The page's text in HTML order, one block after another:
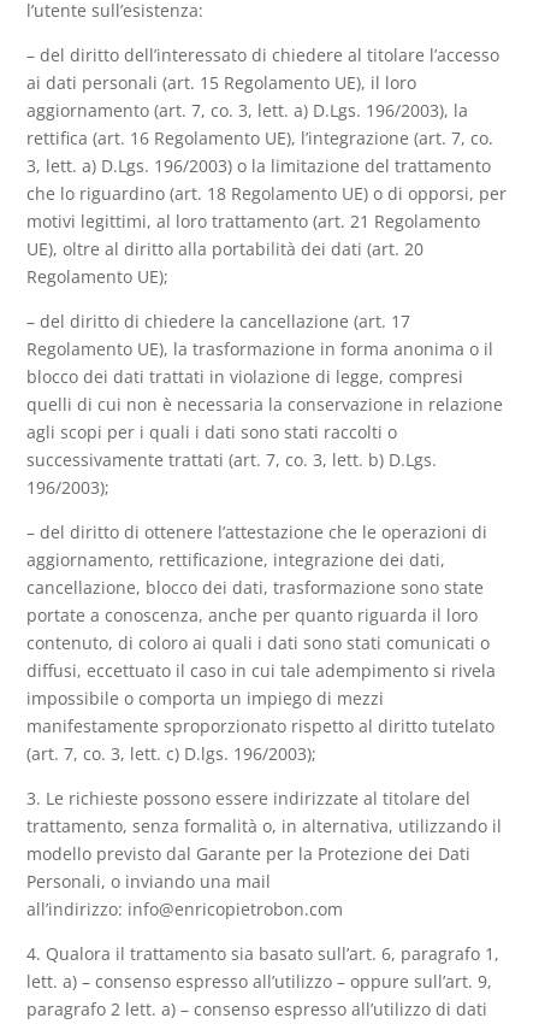
l’utente sull’esistenza:
– del diritto dell’interessato di chiedere al titolare l’accesso
ai dati personali (art. 15 Regolamento UE), il loro
aggiornamento (art. 7, co. 3, lett. a) D.Lgs. 196/2003), la
rettifica (art. 16 Regolamento UE), l’integrazione (art. 7, co.
3, lett. a) D.Lgs. 196/2003) o la limitazione del trattamento
che lo riguardino (art. 18 Regolamento UE) o di opporsi, per
motivi legittimi, al loro trattamento (art. 21 Regolamento
UE), oltre al diritto alla portabilità dei dati (art. 20
Regolamento UE);
– del diritto di chiedere la cancellazione (art. 17
Regolamento UE), la trasformazione in forma anonima o il
blocco dei dati trattati in violazione di legge, compresi
quelli di cui non è necessaria la conservazione in relazione
agli scopi per i quali i dati sono stati raccolti o
successivamente trattati (art. 7, co. 3, lett. b) D.Lgs.
196/2003);
– del diritto di ottenere l’attestazione che le operazioni di
aggiornamento, rettificazione, integrazione dei dati,
cancellazione, blocco dei dati, trasformazione sono state
portate a conoscenza, anche per quanto riguarda il loro
contenuto, di coloro ai quali i dati sono stati comunicati o
diffusi, eccettuato il caso in cui tale adempimento si rivela
impossibile o comporta un impiego di mezzi
manifestamente sproporzionato rispetto al diritto tutelato
(art. 7, co. 3, lett. c) D.lgs. 196/2003);
3. Le richieste possono essere indirizzate al titolare del
trattamento, senza formalità o, in alternativa, utilizzando il
modello previsto dal Garante per la Protezione dei Dati
Personali, o inviando una mail
all’indirizzo: info@enricopietrobon.com
4. Qualora il trattamento sia basato sull’art. 6, paragrafo 1,
lett. a) – consenso espresso all’utilizzo – oppure sull’art. 9,
paragrafo 2 lett. a) – consenso espresso all’utilizzo di dati